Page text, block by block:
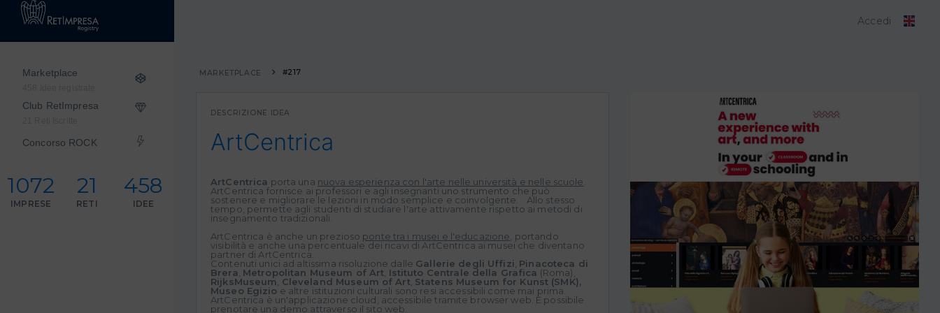
Marketplace
Club RetImpresa
Concorso ROCK
1072
IMPRESE
21
RETI
458
IDEE
Accedi
MARKETPLACE #217
DESCRIZIONE IDEA
ArtCentrica
ArtCentrica porta una nuova esperienza con l'arte nelle università e nelle scuole.
ArtCentrica fornisce ai professori e agli insegnanti uno strumento che può
sostenere e migliorare le lezioni in modo semplice e coinvolgente. Allo stesso
tempo, permette agli studenti di studiare l'arte attivamente rispetto ai metodi di
insegnamento tradizionali.
ArtCentrica è anche un prezioso ponte tra i musei e l'educazione, portando
visibilità e anche una percentuale dei ricavi di ArtCentrica ai musei che diventano
partner di ArtCentrica.
Contenuti unici ad altissima risoluzione dalle Gallerie degli Uffizi, Pinacoteca di
Brera, Metropolitan Museum of Art, Istituto Centrale della Grafica (Roma),
RijksMuseum, Cleveland Museum of Art, Statens Museum for Kunst (SMK),
Museo Egizio e altre istituzioni culturali sono resi accessibili come mai prima.
ArtCentrica è un'applicazione cloud, accessibile tramite browser web. È possibile
prenotare una demo attraverso il sito web.